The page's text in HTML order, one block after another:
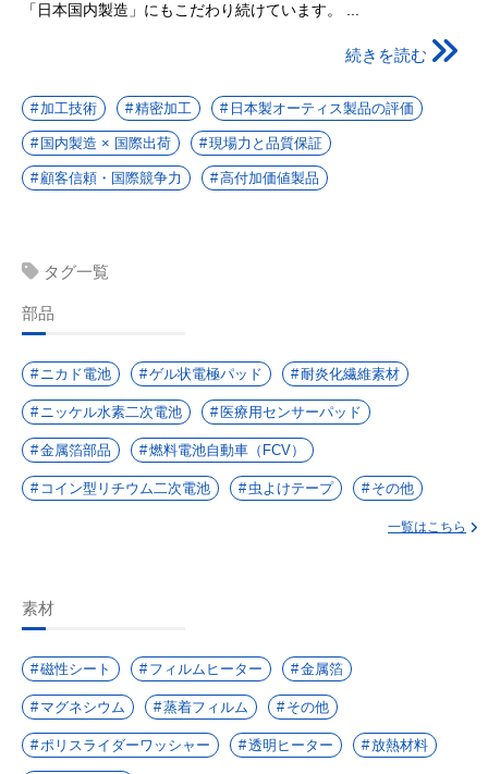
「日本国内製造」にもこだわり続けています。 ...
続きを読む
加工技術 精密加工 日本製オーティス製品の評価
国内製造 × 国際出荷 現場力と品質保証
顧客信頼・国際競争力 高付加価値製品
タグ一覧
部品
ニカド電池 ゲル状電極パッド 耐炎化繊維素材
ニッケル水素二次電池 医療用センサーパッド
金属箔部品 燃料電池自動車（FCV）
コイン型リチウム二次電池 虫よけテープ その他
一覧はこちら
素材
磁性シート フィルムヒーター 金属箔
マグネシウム 蒸着フィルム その他
ポリスライダーワッシャー 透明ヒーター 放熱材料